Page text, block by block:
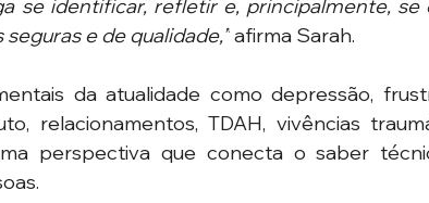
se identificar, refletir e, principalmente, se
e de qualidade,” afirma Sarah.
da atualidade como depressão,
relacionamentos, TDAH, vivências
perspectiva que conecta o saber